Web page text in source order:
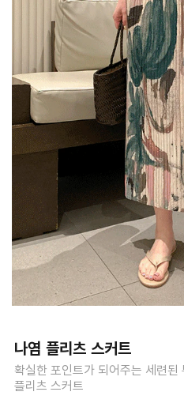
나염 플리츠 스커트
확실한 포인트가 되어주는 세련된
플리츠 스커트